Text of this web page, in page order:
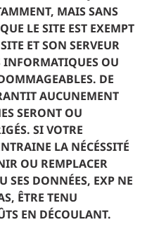
MAIS SANS
LE SITE EST EXEMPT
ET SON SERVEUR
INFORMATIQUES OU
DE
AUCUNEMENT
SERONT OU
SI VOTRE
LA NÉCÉSSITÉ
OU REMPLACER
SES DONNÉES, EXP NE
ÊTRE TENU
EN DÉCOULANT.